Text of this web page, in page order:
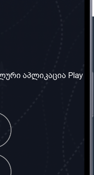
წესები და პირობები
კითხვები
სოციალური ქსელი
აპლიკაცია Play